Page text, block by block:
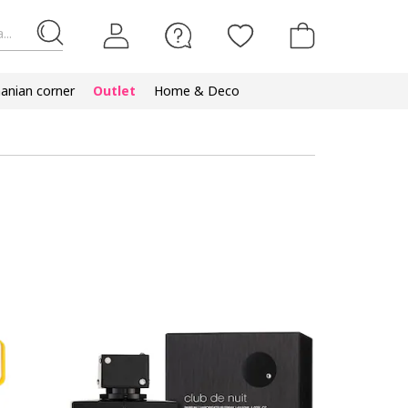
corner Outlet Home & Deco